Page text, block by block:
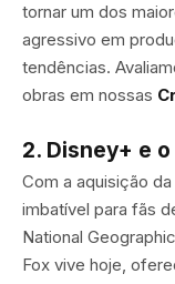
tornar um dos
agressivo em
tendências.
obras em nossas
2. Disney+ e
Com a aquisição
imbatível para fãs
National
Fox vive hoje,